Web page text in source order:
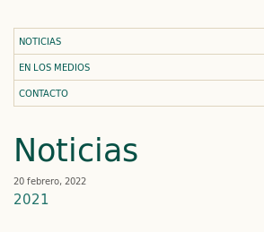
NOTICIAS
EN LOS MEDIOS
CONTACTO
Noticias
20 febrero, 2022
2021